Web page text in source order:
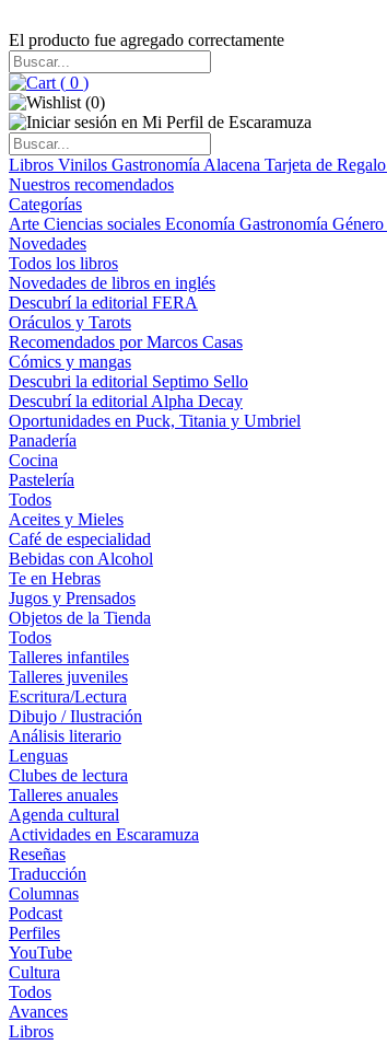
El producto fue agregado correctamente
( 0 )
(0)
Libros Vinilos Gastronomía Alacena Tarjeta de Regalo
Nuestros recomendados
Categorías
Arte Ciencias sociales Economía Gastronomía Género
Novedades
Todos los libros
Novedades de libros en inglés
Descubrí la editorial FERA
Oráculos y Tarots
Recomendados por Marcos Casas
Cómics y mangas
Descubri la editorial Septimo Sello
Descubrí la editorial Alpha Decay
Oportunidades en Puck, Titania y Umbriel
Panadería
Cocina
Pastelería
Todos
Aceites y Mieles
Café de especialidad
Bebidas con Alcohol
Te en Hebras
Jugos y Prensados
Objetos de la Tienda
Todos
Talleres infantiles
Talleres juveniles
Escritura/Lectura
Dibujo / Ilustración
Análisis literario
Lenguas
Clubes de lectura
Talleres anuales
Agenda cultural
Actividades en Escaramuza
Reseñas
Traducción
Columnas
Podcast
Perfiles
YouTube
Cultura
Todos
Avances
Libros